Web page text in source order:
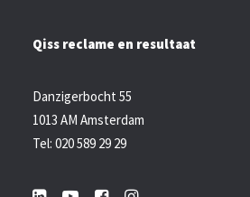
Qiss reclame en resultaat
Danzigerbocht 55
1013 AM Amsterdam
Tel: 020 589 29 29